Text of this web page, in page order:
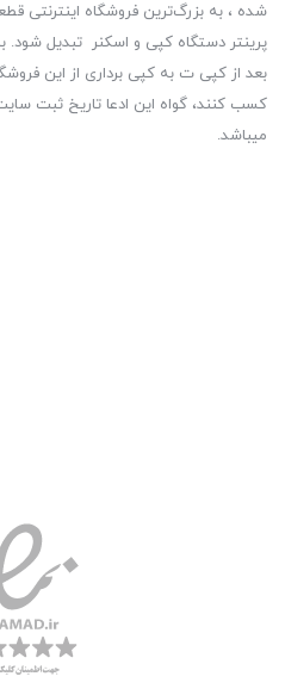
شده ، به بزرگ‌ترین فروشگاه اینترنتی
پرینتر دستگاه کپی و اسکنر تبدیل
بعد از کپی ت به کپی برداری از این
کسب کنند، گواه این ادعا تاریخ ثبت
میباشد.